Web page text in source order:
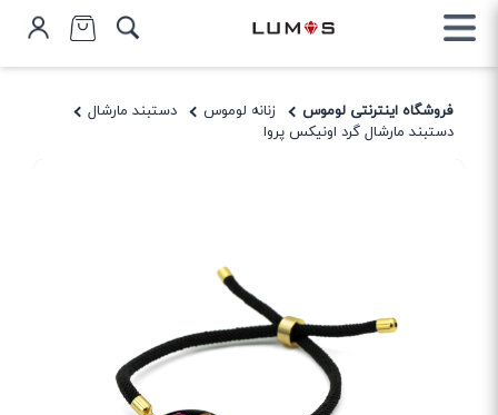
فروشگاه اینترنتی لوموس زنانه لوموس
دستبند مارشال
دستبند مارشال گرد اونیکس پروا